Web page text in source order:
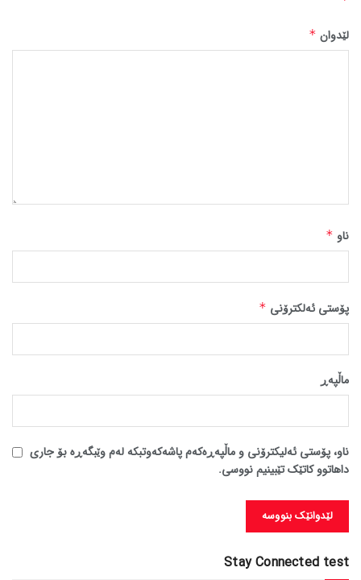
لێدوان*
ناو *
پۆستی ئەلکترۆنی *
ماڵپه‌ڕ
ناو، پۆستی ئەلیکترۆنی و ماڵپەڕەکەم پاشەکەوتبکە لەم وێبگەڕە بۆ جاری
داهاتوو کاتێک تێبینیم نووسی.
Stay Connected test